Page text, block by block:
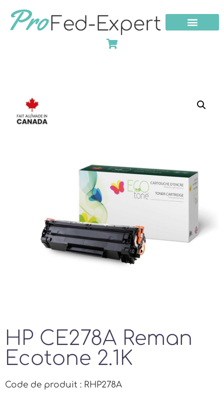
HP CE278A Reman
Ecotone 2.1K
Code de produit : RHP278A